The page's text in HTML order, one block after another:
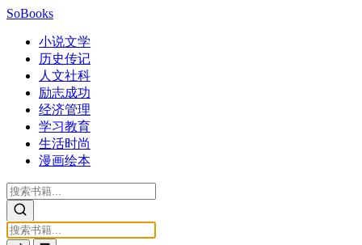
SoBooks
小说文学
历史传记
人文社科
励志成功
经济管理
学习教育
生活时尚
漫画绘本